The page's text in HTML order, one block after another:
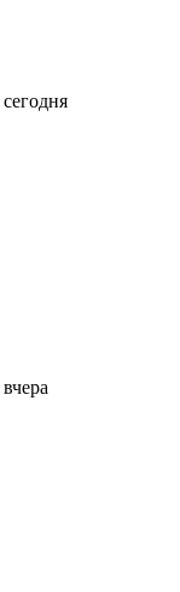
сегодня
вчера